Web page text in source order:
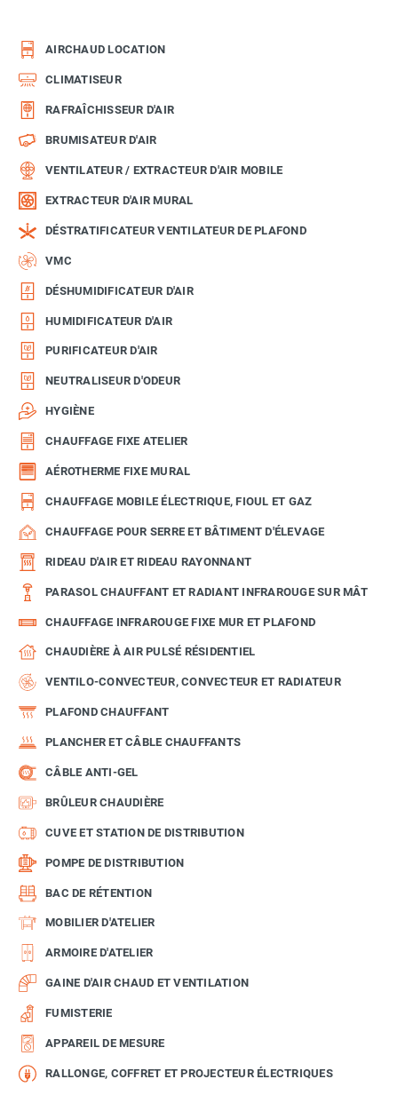
AIRCHAUD LOCATION
CLIMATISEUR
RAFRAÎCHISSEUR D'AIR
BRUMISATEUR D'AIR
VENTILATEUR / EXTRACTEUR D'AIR MOBILE
EXTRACTEUR D'AIR MURAL
DÉSTRATIFICATEUR VENTILATEUR DE PLAFOND
VMC
DÉSHUMIDIFICATEUR D'AIR
HUMIDIFICATEUR D'AIR
PURIFICATEUR D'AIR
NEUTRALISEUR D'ODEUR
HYGIÈNE
CHAUFFAGE FIXE ATELIER
AÉROTHERME FIXE MURAL
CHAUFFAGE MOBILE ÉLECTRIQUE, FIOUL ET GAZ
CHAUFFAGE POUR SERRE ET BÂTIMENT D'ÉLEVAGE
RIDEAU D'AIR ET RIDEAU RAYONNANT
PARASOL CHAUFFANT ET RADIANT INFRAROUGE SUR MÂT
CHAUFFAGE INFRAROUGE FIXE MUR ET PLAFOND
CHAUDIÈRE À AIR PULSÉ RÉSIDENTIEL
VENTILO-CONVECTEUR, CONVECTEUR ET RADIATEUR
PLAFOND CHAUFFANT
PLANCHER ET CÂBLE CHAUFFANTS
CÂBLE ANTI-GEL
BRÛLEUR CHAUDIÈRE
CUVE ET STATION DE DISTRIBUTION
POMPE DE DISTRIBUTION
BAC DE RÉTENTION
MOBILIER D'ATELIER
ARMOIRE D'ATELIER
GAINE D'AIR CHAUD ET VENTILATION
FUMISTERIE
APPAREIL DE MESURE
RALLONGE, COFFRET ET PROJECTEUR ÉLECTRIQUES